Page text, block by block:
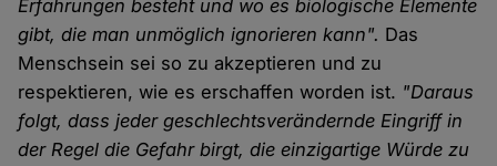
Erfahrungen besteht und wo es biologische Elemente
gibt, die man unmöglich ignorieren kann". Das
Menschsein sei so zu akzeptieren und zu
respektieren, wie es erschaffen worden ist. "Daraus
folgt, dass jeder geschlechtsverändernde Eingriff in
der Regel die Gefahr birgt, die einzigartige Würde zu